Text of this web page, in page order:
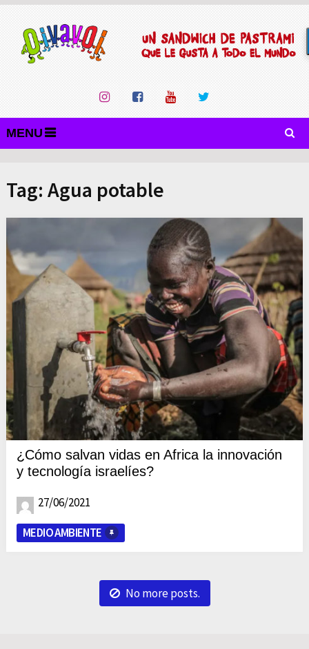
MENU
Tag: Agua potable
¿Cómo salvan vidas en Africa la innovación
y tecnología israelíes?
27/06/2021
MEDIO AMBIENTE
No more posts.